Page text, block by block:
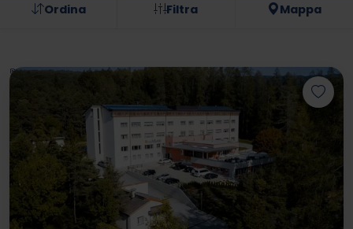
Ordina Filtra Mappa
Hai un codice sconto?